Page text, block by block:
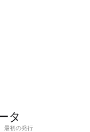
タ
最初の発行